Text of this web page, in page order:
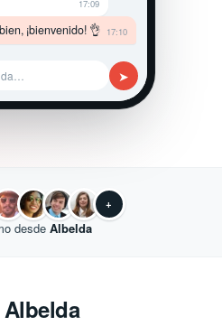
17:09
¡bienvenido! 👌 17:10
➤
+
desde Albelda